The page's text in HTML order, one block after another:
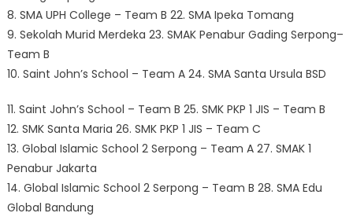
8. SMA UPH College – Team B 22. SMA Ipeka Tomang
9. Sekolah Murid Merdeka 23. SMAK Penabur Gading Serpong–
Team B
10. Saint John’s School – Team A 24. SMA Santa Ursula BSD
11. Saint John’s School – Team B 25. SMK PKP 1 JIS – Team B
12. SMK Santa Maria 26. SMK PKP 1 JIS – Team C
13. Global Islamic School 2 Serpong – Team A 27. SMAK 1
Penabur Jakarta
14. Global Islamic School 2 Serpong – Team B 28. SMA Edu
Global Bandung